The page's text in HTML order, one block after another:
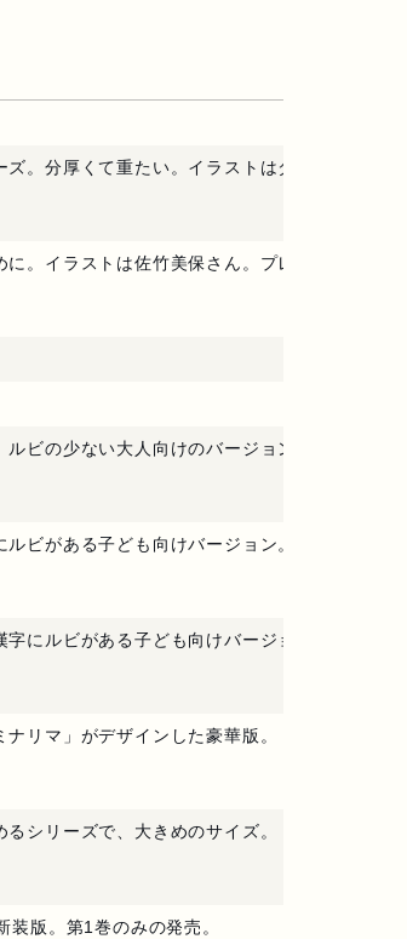
。分厚くて重たい。イラストはダン・シュレ
。イラストは佐竹美保さん。プレゼントにオ
ビの少ない大人向けのバージョン。イラスト
ビがある子ども向けバージョン。
にルビがある子ども向けバージョン。
リマ」がデザインした豪華版。
シリーズで、大きめのサイズ。
版。第1巻のみの発売。